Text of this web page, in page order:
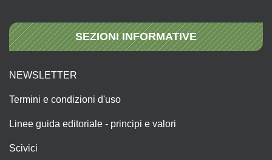
SEZIONI INFORMATIVE
NEWSLETTER
Termini e condizioni d'uso
Linee guida editoriale - principi e valori
Scivici